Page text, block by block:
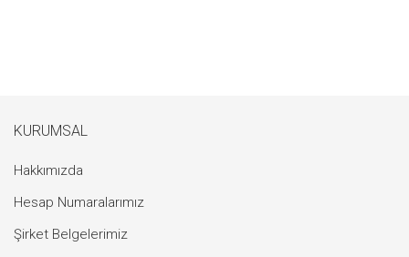
KURUMSAL
Hakkımızda
Hesap Numaralarımız
Şirket Belgelerimiz